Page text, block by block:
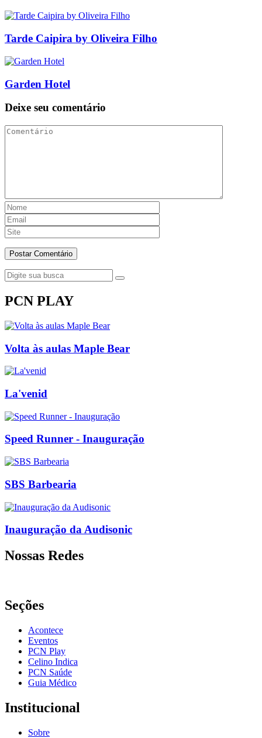
Tarde Caipira by Oliveira Filho
Garden Hotel
Deixe seu comentário
PCN PLAY
Volta às aulas Maple Bear
La'venid
Speed Runner - Inauguração
SBS Barbearia
Inauguração da Audisonic
Nossas Redes
Seções
Acontece
Eventos
PCN Play
Celino Indica
PCN Saúde
Guia Médico
Institucional
Sobre